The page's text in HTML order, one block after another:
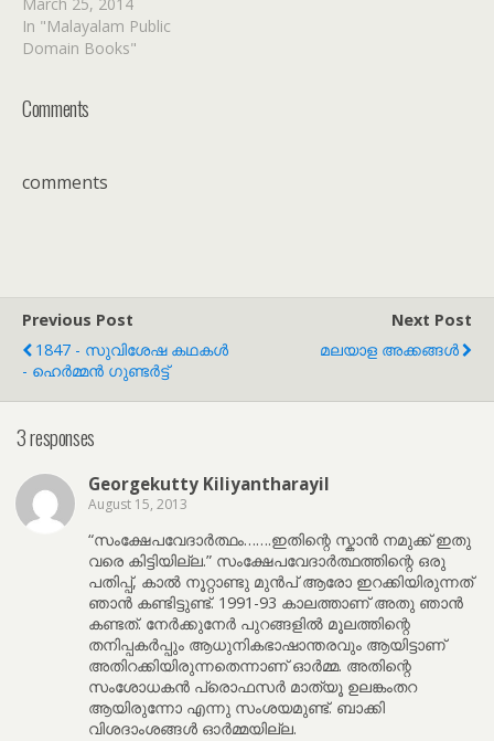
In "Malayalam Public
Domain Books"
Comments
comments
Previous Post
1847 - സുവിശേഷ കഥകൾ
- ഹെർമ്മൻ ഗുണ്ടർട്ട്
Next Post
മലയാള അക്കങ്ങൾ
3 responses
Georgekutty Kiliyantharayil
August 15, 2013
“സംക്ഷേപവേദാർത്ഥം…….ഇതിന്റെ സ്കാൻ നമുക്ക് ഇതു
വരെ കിട്ടിയില്ല.” സംക്ഷേപവേദാർത്ഥത്തിന്റെ ഒരു
പതിപ്പ്, കാൽ നൂറ്റാണ്ടു മുൻപ് ആരോ ഇറക്കിയിരുന്നത്
ഞാൻ കണ്ടിട്ടുണ്ട്. 1991-93 കാലത്താണ് അതു ഞാൻ
കണ്ടത്. നേർക്കുനേർ പുറങ്ങളിൽ മൂലത്തിന്റെ
തനിപ്പകർപ്പും ആധുനികഭാഷാന്തരവും ആയിട്ടാണ്
അതിറക്കിയിരുന്നതെന്നാണ് ഓർമ്മ. അതിന്റെ
സംശോധകൻ പ്രൊഫസർ മാത്യൂ ഉലങ്കംതറ
ആയിരുന്നോ എന്നു സംശയമുണ്ട്. ബാക്കി
വിശദാംശങ്ങൾ ഓർമ്മയില്ല.